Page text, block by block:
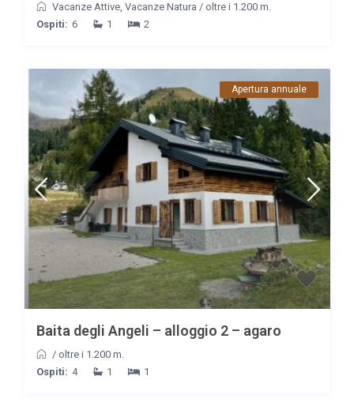
Vacanze Attive, Vacanze Natura / oltre i 1.200 m.
Ospiti: 6 1 2
Apertura annuale
Baita degli Angeli – alloggio 2 – agaro
/ oltre i 1.200 m.
Ospiti: 4 1 1